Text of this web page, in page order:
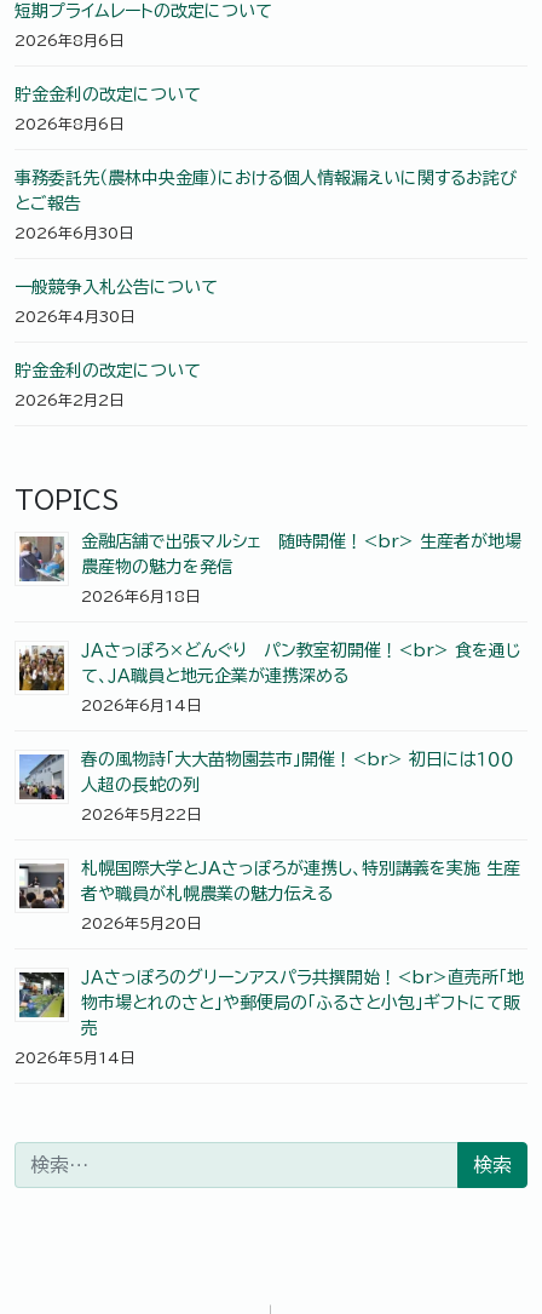
短期プライムレートの改定について
2026年8月6日
貯金金利の改定について
2026年8月6日
事務委託先（農林中央金庫）における個人情報漏えいに関するお詫び
とご報告
2026年6月30日
一般競争入札公告について
2026年4月30日
貯金金利の改定について
2026年2月2日
TOPICS
金融店舗で出張マルシェ 随時開催！<br> 生産者が地場
農産物の魅力を発信
2026年6月18日
ＪＡさっぽろ×どんぐり パン教室初開催！<br> 食を通じ
て、ＪＡ職員と地元企業が連携深める
2026年6月14日
春の風物詩「大大苗物園芸市」開催！<br> 初日には１００
人超の長蛇の列
2026年5月22日
札幌国際大学とJAさっぽろが連携し、特別講義を実施 生産
者や職員が札幌農業の魅力伝える
2026年5月20日
ＪＡさっぽろのグリーンアスパラ共撰開始！<br>直売所「地
物市場とれのさと」や郵便局の「ふるさと小包」ギフトにて販
売
2026年5月14日
検索: